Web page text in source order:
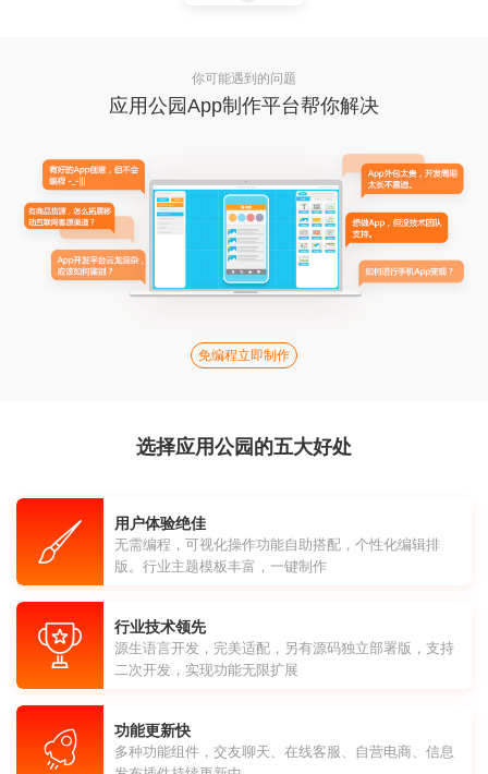
你可能遇到的问题
应用公园App制作平台帮你解决
免编程立即制作
选择应用公园的五大好处
用户体验绝佳
无需编程，可视化操作功能自助搭配，个性化编辑排
版。行业主题模板丰富，一键制作
行业技术领先
源生语言开发，完美适配，另有源码独立部署版，支持
二次开发，实现功能无限扩展
功能更新快
多种功能组件，交友聊天、在线客服、自营电商、信息